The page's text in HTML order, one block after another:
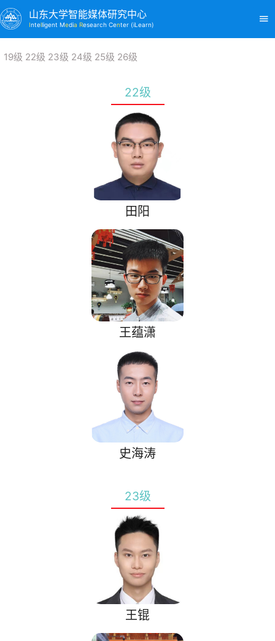
山东大学智能媒体研究中心
Intelligent Media Research Center (iLearn)
19级 22级 23级 24级 25级 26级
22级
田阳
王蕴潇
史海涛
23级
王锟